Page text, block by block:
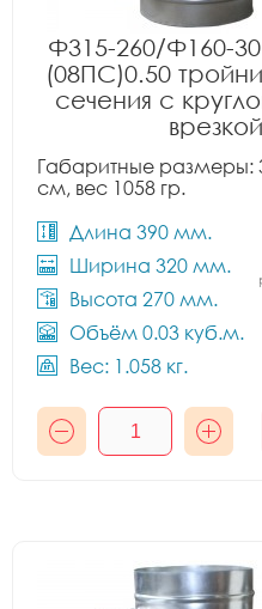
Ф315-260/Ф160-
(08ПС)0.50
сечения с
врезкой
Габаритные размеры:
см, вес 1058 гр.
Длина 390 мм.
Ширина 320 мм.
Высота 270 мм.
Объём 0.03 куб.м.
Вес: 1.058 кг.